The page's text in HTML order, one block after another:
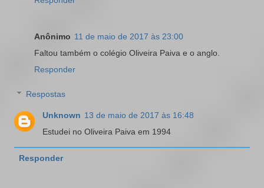
Anônimo 11 de maio de 2017 às 23:00
Faltou também o colégio Oliveira Paiva e o anglo.
Responder
Respostas
Unknown 13 de maio de 2017 às 16:48
Estudei no Oliveira Paiva em 1994
Responder